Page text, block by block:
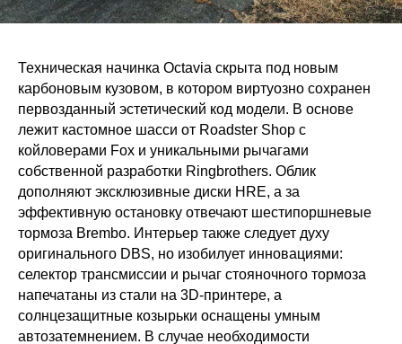
Техническая начинка Octavia скрыта под новым
карбоновым кузовом, в котором виртуозно сохранен
первозданный эстетический код модели. В основе
лежит кастомное шасси от Roadster Shop с
койловерами Fox и уникальными рычагами
собственной разработки Ringbrothers. Облик
дополняют эксклюзивные диски HRE, а за
эффективную остановку отвечают шестипоршневые
тормоза Brembo. Интерьер также следует духу
оригинального DBS, но изобилует инновациями:
селектор трансмиссии и рычаг стояночного тормоза
напечатаны из стали на 3D-принтере, а
солнцезащитные козырьки оснащены умным
автозатемнением. В случае необходимости